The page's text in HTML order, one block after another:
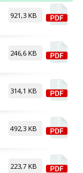
921,3 KB
246,6 KB
314,1 KB
492,3 KB
223,7 KB